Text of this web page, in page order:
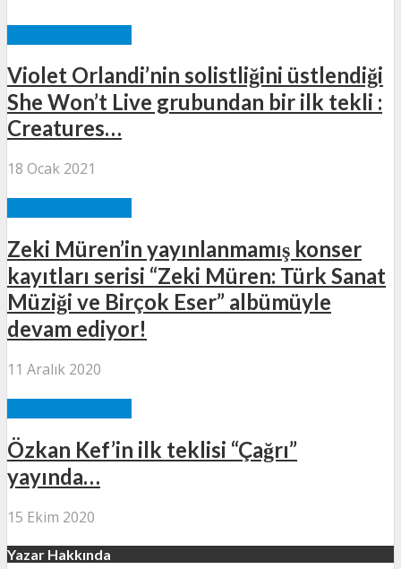
Violet Orlandi’nin solistliğini üstlendiği
She Won’t Live grubundan bir ilk tekli :
Creatures…
18 Ocak 2021
Zeki Müren’in yayınlanmamış konser
kayıtları serisi “Zeki Müren: Türk Sanat
Müziği ve Birçok Eser” albümüyle
devam ediyor!
11 Aralık 2020
Özkan Kef’in ilk teklisi “Çağrı”
yayında…
15 Ekim 2020
Yazar Hakkında